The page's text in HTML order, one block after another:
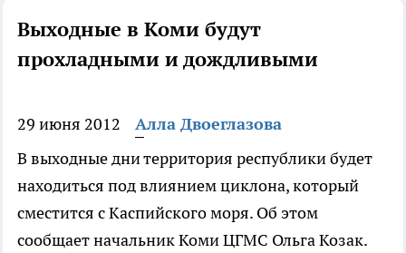
Выходные в Коми будут
прохладными и дождливыми
29 июня 2012
Алла Двоеглазова
В выходные дни территория республики будет
находиться под влиянием циклона, который
сместится с Каспийского моря. Об этом
сообщает начальник Коми ЦГМС Ольга Козак.